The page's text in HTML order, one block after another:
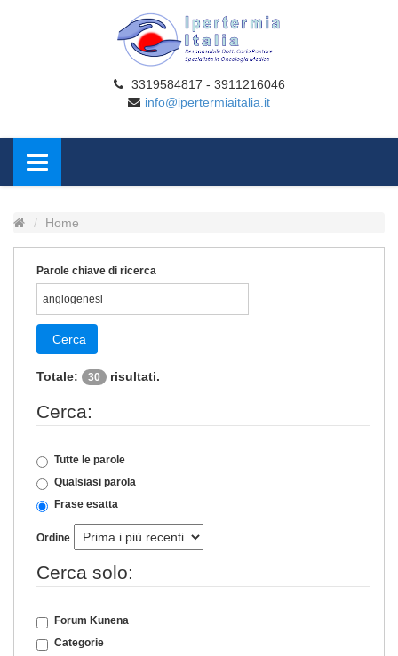
3319584817 - 3911216046
info@ipertermiaitalia.it
Home
Parole chiave di ricerca
Cerca
Totale: 30 risultati.
Cerca:
Tutte le parole
Qualsiasi parola
Frase esatta
Ordine
Cerca solo:
Forum Kunena
Categorie